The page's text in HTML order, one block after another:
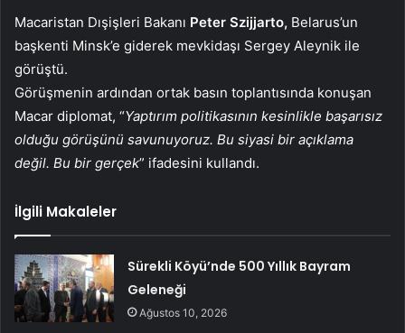
Macaristan Dışişleri Bakanı Peter Szijjarto, Belarus’un
başkenti Minsk’e giderek mevkidaşı Sergey Aleynik ile
görüştü.
Görüşmenin ardından ortak basın toplantısında konuşan
Macar diplomat, “Yaptırım politikasının kesinlikle başarısız
olduğu görüşünü savunuyoruz. Bu siyasi bir açıklama
değil. Bu bir gerçek” ifadesini kullandı.
İlgili Makaleler
Sürekli Köyü’nde 500 Yıllık Bayram
Geleneği
Ağustos 10, 2026